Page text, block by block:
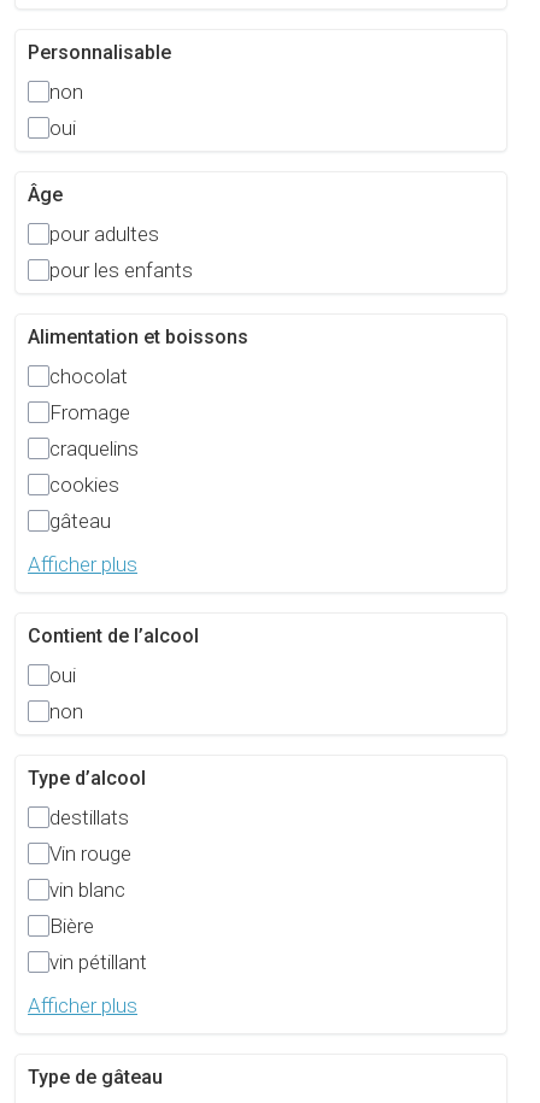
Personnalisable
non
oui
Âge
pour adultes
pour les enfants
Alimentation et boissons
chocolat
Fromage
craquelins
cookies
gâteau
Afficher plus
Contient de l’alcool
oui
non
Type d’alcool
destillats
Vin rouge
vin blanc
Bière
vin pétillant
Afficher plus
Type de gâteau